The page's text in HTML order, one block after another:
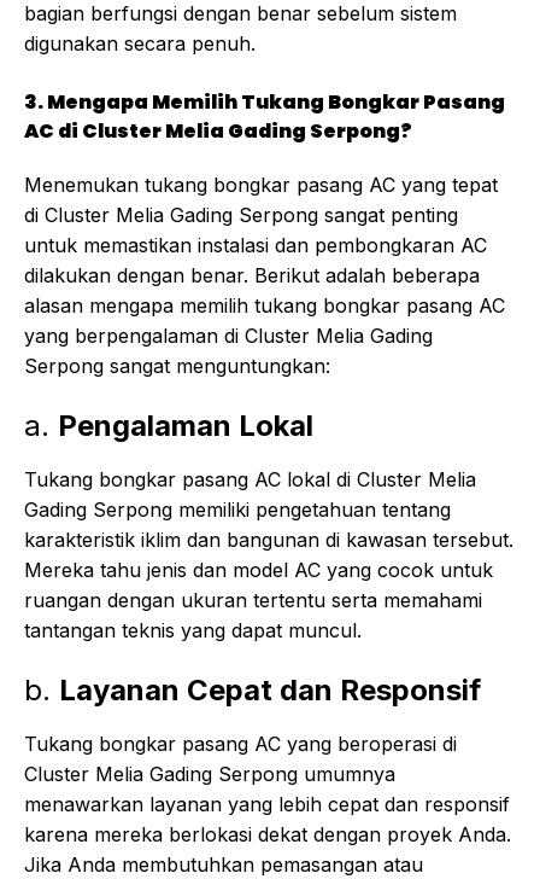
bagian berfungsi dengan benar sebelum sistem
digunakan secara penuh.
3. Mengapa Memilih Tukang Bongkar Pasang
AC di Cluster Melia Gading Serpong?
Menemukan tukang bongkar pasang AC yang tepat
di Cluster Melia Gading Serpong sangat penting
untuk memastikan instalasi dan pembongkaran AC
dilakukan dengan benar. Berikut adalah beberapa
alasan mengapa memilih tukang bongkar pasang AC
yang berpengalaman di Cluster Melia Gading
Serpong sangat menguntungkan:
a. Pengalaman Lokal
Tukang bongkar pasang AC lokal di Cluster Melia
Gading Serpong memiliki pengetahuan tentang
karakteristik iklim dan bangunan di kawasan tersebut.
Mereka tahu jenis dan model AC yang cocok untuk
ruangan dengan ukuran tertentu serta memahami
tantangan teknis yang dapat muncul.
b. Layanan Cepat dan Responsif
Tukang bongkar pasang AC yang beroperasi di
Cluster Melia Gading Serpong umumnya
menawarkan layanan yang lebih cepat dan responsif
karena mereka berlokasi dekat dengan proyek Anda.
Jika Anda membutuhkan pemasangan atau